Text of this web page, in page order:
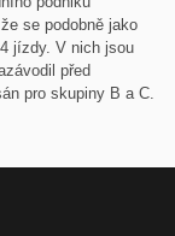
se podobně jako
jízdy. V nich jsou
před
pro skupiny B a C.